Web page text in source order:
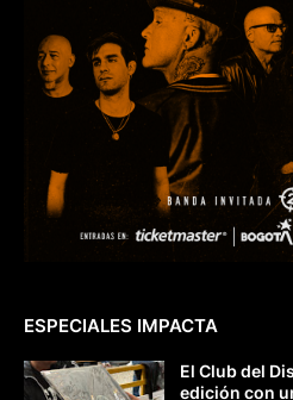
ESPECIALES IMPACTA
El Club del
edición con